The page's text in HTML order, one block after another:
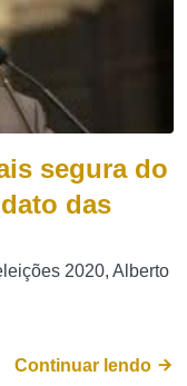
segura do
das
2020, Alberto
Continuar lendo